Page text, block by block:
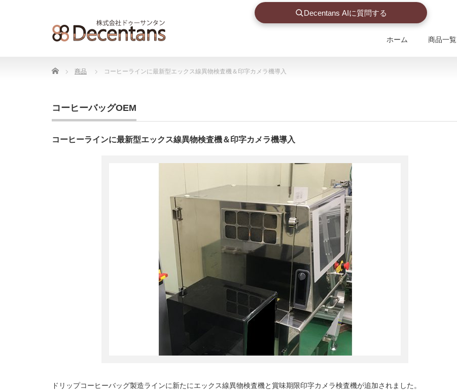
ホーム 商品一覧
Decentans AIに質問する
Home 商品 コーヒーラインに最新型エックス線異物検査機＆印字カメラ機導入
コーヒーバッグOEM
コーヒーラインに最新型エックス線異物検査機＆印字カメラ機導入
ドリップコーヒーバッグ製造ラインに新たにエックス線異物検査機と賞味期限印字カメラ検査機が追加されました。